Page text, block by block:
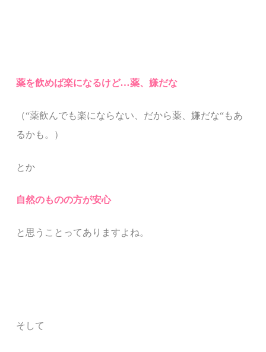
薬を飲めば楽になるけど…薬、嫌だな
（“薬飲んでも楽にならない、だから薬、嫌だな“もあ
るかも。）
とか
自然のものの方が安心
と思うことってありますよね。
そして